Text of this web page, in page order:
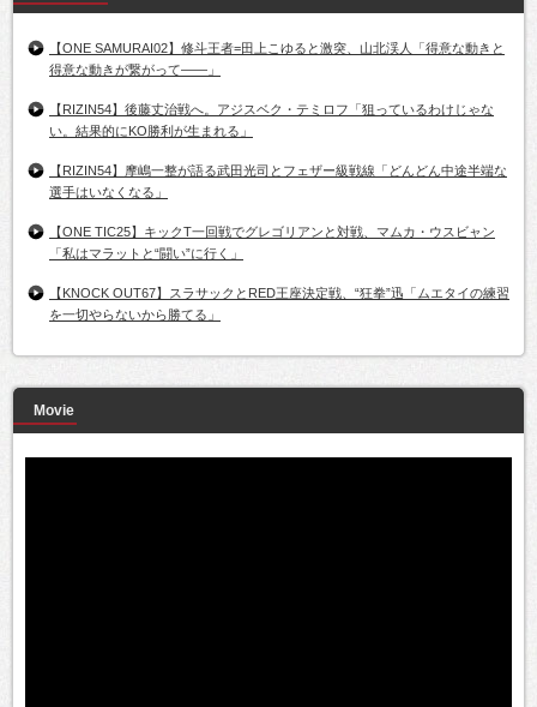
【ONE SAMURAI02】修斗王者=田上こゆると激突、山北渓人「得意な動きと
得意な動きが繋がって――」
【RIZIN54】後藤丈治戦へ。アジスベク・テミロフ「狙っているわけじゃな
い。結果的にKO勝利が生まれる」
【RIZIN54】摩嶋一整が語る武田光司とフェザー級戦線「どんどん中途半端な
選手はいなくなる」
【ONE TIC25】キックT一回戦でグレゴリアンと対戦、マムカ・ウスビャン
「私はマラットと“闘い”に行く」
【KNOCK OUT67】スラサックとRED王座決定戦、“狂拳”迅「ムエタイの練習
を一切やらないから勝てる」
Movie